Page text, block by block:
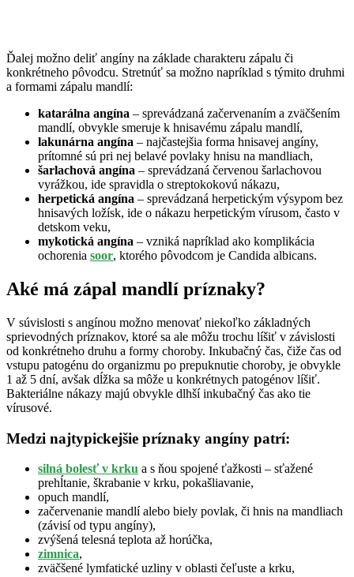
Ďalej možno deliť angíny na základe charakteru zápalu či
konkrétneho pôvodcu. Stretnúť sa možno napríklad s týmito druhmi
a formami zápalu mandlí:
katarálna angína – sprevádzaná začervenaním a zväčšením
mandlí, obvykle smeruje k hnisavému zápalu mandlí,
lakunárna angína – najčastejšia forma hnisavej angíny,
prítomné sú pri nej belavé povlaky hnisu na mandliach,
šarlachová angína – sprevádzaná červenou šarlachovou
vyrážkou, ide spravidla o streptokokovú nákazu,
herpetická angína – sprevádzaná herpetickým výsypom bez
hnisavých ložísk, ide o nákazu herpetickým vírusom, často v
detskom veku,
mykotická angína – vzniká napríklad ako komplikácia
ochorenia soor, ktorého pôvodcom je Candida albicans.
Aké má zápal mandlí príznaky?
V súvislosti s angínou možno menovať niekoľko základných
sprievodných príznakov, ktoré sa ale môžu trochu líšiť v závislosti
od konkrétneho druhu a formy choroby. Inkubačný čas, čiže čas od
vstupu patogénu do organizmu po prepuknutie choroby, je obvykle
1 až 5 dní, avšak dĺžka sa môže u konkrétnych patogénov líšiť.
Bakteriálne nákazy majú obvykle dlhší inkubačný čas ako tie
vírusové.
Medzi najtypickejšie príznaky angíny patrí:
silná bolesť v krku a s ňou spojené ťažkosti – sťažené
prehĺtanie, škrabanie v krku, pokašliavanie,
opuch mandlí,
začervenanie mandlí alebo biely povlak, či hnis na mandliach
(závisí od typu angíny),
zvýšená telesná teplota až horúčka,
zimnica,
zväčšené lymfatické uzliny v oblasti čeľuste a krku,